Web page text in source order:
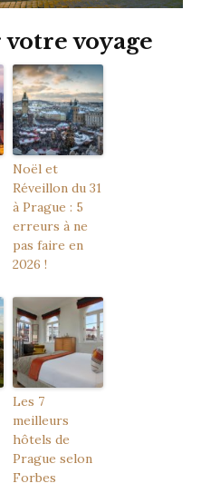
voyage
Noël et
Réveillon du 31
à Prague : 5
erreurs à ne
pas faire en
2026 !
Les 7
meilleurs
hôtels de
Prague selon
Forbes